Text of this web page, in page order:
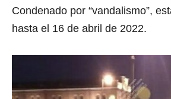
Condenado por “vandalismo”,
hasta el 16 de abril de 2022.